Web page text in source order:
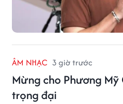
ÂM NHẠC 3 giờ trước
Mừng cho Phương
trọng đại